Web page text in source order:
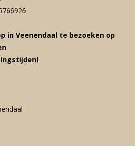
in Veenendaal te bezoeken op